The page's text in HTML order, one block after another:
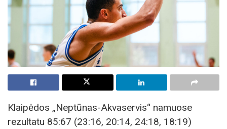
Klaipėdos „Neptūnas-Akvaservis“ namuose
rezultatu 85:67 (23:16, 20:14, 24:18, 18:19)